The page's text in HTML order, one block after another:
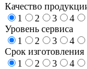
Качество
1
2 3 4
Уровень сервиса
1
2 3 4
Срок изготовления
1
2 3 4